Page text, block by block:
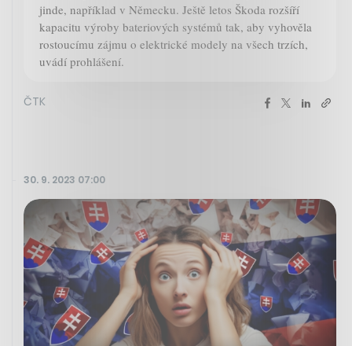
jinde, například v Německu. Ještě letos Škoda rozšíří
kapacitu výroby bateriových systémů tak, aby vyhověla
rostoucímu zájmu o elektrické modely na všech trzích,
uvádí prohlášení.
ČTK
30. 9. 2023 07:00